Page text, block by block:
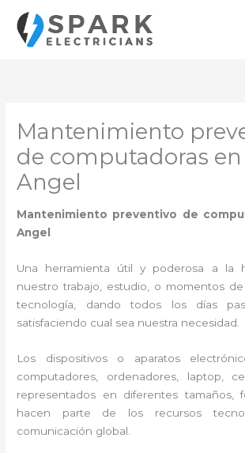
contenido
Mantenimiento
de computadoras en
Angel
Mantenimiento preventivo de
Angel
Una herramienta útil y poderosa a la
nuestro trabajo, estudio, o momentos
tecnología, dando todos los días
satisfaciendo cual sea nuestra necesidad.
Los dispositivos o aparatos
computadores, ordenadores, laptop,
representados en diferentes tamaños,
hacen parte de los recursos
comunicación global.